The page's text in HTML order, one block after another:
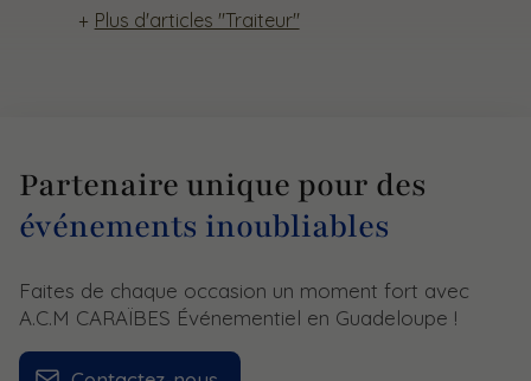
Plus d'articles "Traiteur"
Partenaire unique pour des
événements inoubliables
Faites de chaque occasion un moment fort avec
A.C.M CARAÏBES Événementiel en Guadeloupe !